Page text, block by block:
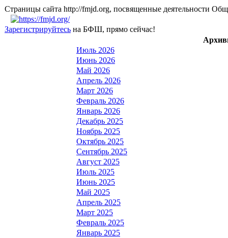
Страницы сайта http://fmjd.org, посвященные
Зарегистрируйтесь на БФШ, прямо сейчас!
Июль 2026
Июнь 2026
Май 2026
Апрель 2026
Март 2026
Февраль 2026
Январь 2026
Декабрь 2025
Ноябрь 2025
Октябрь 2025
Сентябрь 2025
Август 2025
Июль 2025
Июнь 2025
Май 2025
Апрель 2025
Март 2025
Февраль 2025
Январь 2025